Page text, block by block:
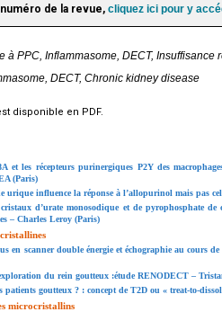
de la revue, cliquez ici pour y
à PPC, Inflammasome, DECT, Insuffisance
DECT, Chronic kidney disease
disponible en PDF.
et les récepteurs purinergiques P2Y des
(Paris)
urique influence la réponse à l’allopurinol mais pas
d’urate monosodique et de pyrophosphate de
– Charles Leroy (Paris)
en scanner double énergie et échographie au cours
du rein goutteux :étude RENODECT –
patients goutteux ? : concept de T2D ou « treat-to-
microcristallins